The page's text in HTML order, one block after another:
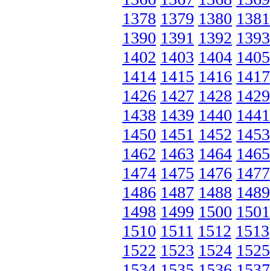
1378 1379 1380 1381
1390 1391 1392 1393
1402 1403 1404 1405
1414 1415 1416 1417
1426 1427 1428 1429
1438 1439 1440 1441
1450 1451 1452 1453
1462 1463 1464 1465
1474 1475 1476 1477
1486 1487 1488 1489
1498 1499 1500 1501
1510 1511 1512 1513
1522 1523 1524 1525